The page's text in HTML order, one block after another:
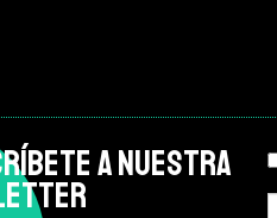
A NUESTRA